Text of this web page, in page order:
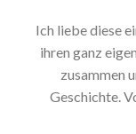
Ich liebe diese
ihren ganz
zusammen
Geschichte.